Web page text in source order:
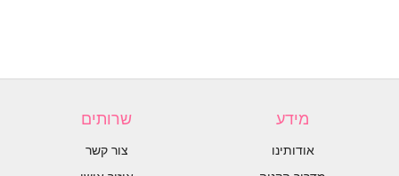
מידע
אודותינו
שרותים
צור קשר